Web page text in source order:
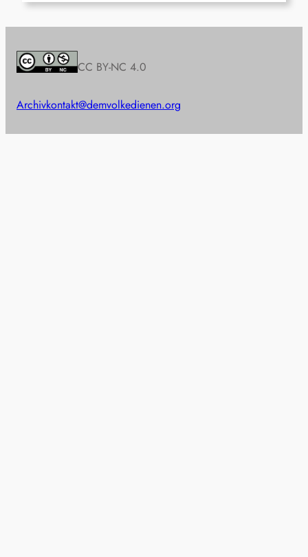
CC BY-NC 4.0
Archivkontakt@demvolkedienen.org